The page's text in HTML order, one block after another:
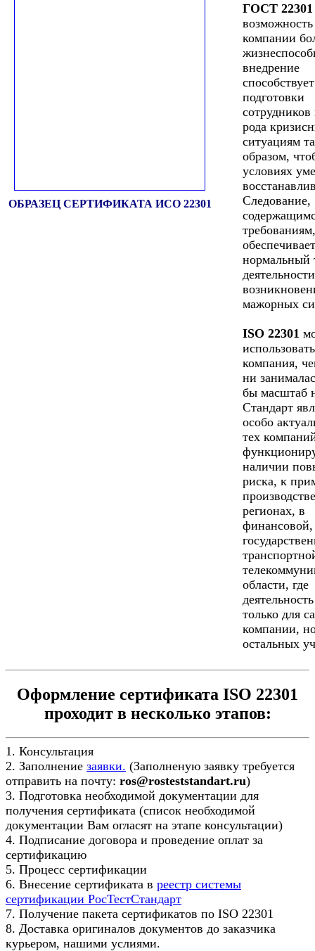
ОБРАЗЕЦ СЕРТИФИКАТА ИСО 22301
ГОСТ 22301
возможность
компании
внедрение
способствует
подготовки
сотрудников
рода
ситуациям
образом,
условиях
Следование,
требованиям,
обеспечивает
нормальный
мажорных
ISO 22301
компания,
ни
бы масштаб
Стандарт
особо
тех
наличии
риска, к
регионах, в
финансовой,
области, где
только для
компании,
остальных
Оформление сертификата ISO 22301
проходит в несколько этапов:
1. Консультация
2. Заполнение заявки. (Заполненую заявку требуется
отправить на почту: ros@rosteststandart.ru)
3. Подготовка необходимой документации для
получения сертификата (список необходимой
документации Вам огласят на этапе консультации)
4. Подписание договора и проведение оплат за
сертификацию
5. Процесс сертификации
6. Внесение сертификата в реестр системы
сертификации РосТестСтандарт
7. Получение пакета сертификатов по ISO 22301
8. Доставка оригиналов документов до заказчика
курьером, нашими услиями.